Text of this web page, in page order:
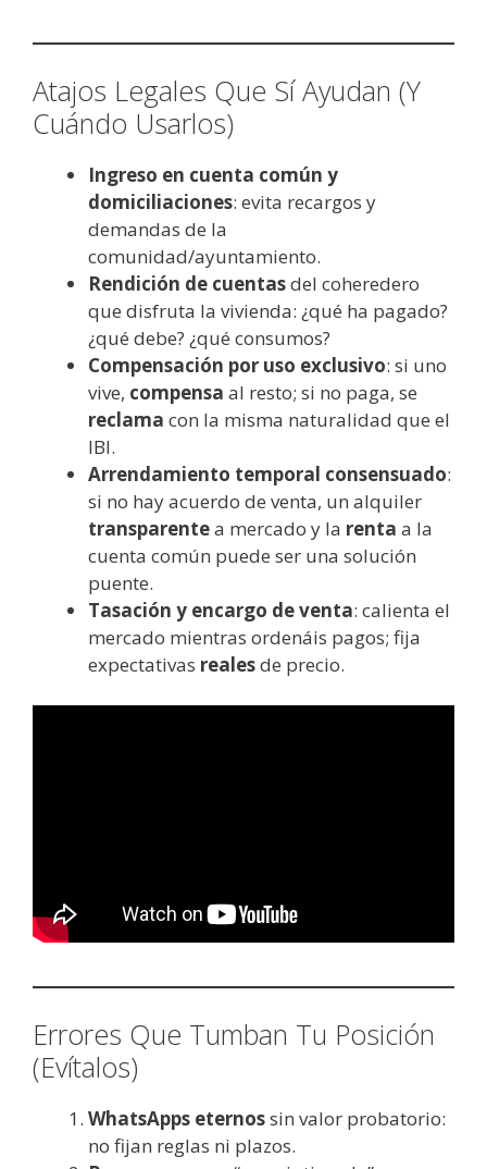
Atajos Legales Que Sí Ayudan (Y
Cuándo Usarlos)
Ingreso en cuenta común y
domiciliaciones: evita recargos y
demandas de la
comunidad/ayuntamiento.
Rendición de cuentasdel coheredero
que disfruta la vivienda: ¿qué ha pagado?
¿qué debe? ¿qué consumos?
Compensación por uso exclusivo: si uno
vive, compensa al resto; si no paga, se
reclama con la misma naturalidad que el
IBI.
Arrendamiento temporal consensuado:
si no hay acuerdo de venta, un alquiler
transparentea mercado y la renta a la
cuenta común puede ser una solución
puente.
Tasación y encargo de venta: calienta el
mercado mientras ordenáis pagos; fija
expectativas realesde precio.
Errores Que Tumban Tu Posición
(Evítalos)
WhatsApps eternossin valor probatorio:
no fijan reglas ni plazos.